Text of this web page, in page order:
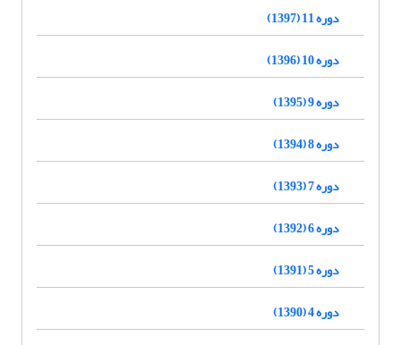
دوره 11 (1397)
دوره 10 (1396)
دوره 9 (1395)
دوره 8 (1394)
دوره 7 (1393)
دوره 6 (1392)
دوره 5 (1391)
دوره 4 (1390)